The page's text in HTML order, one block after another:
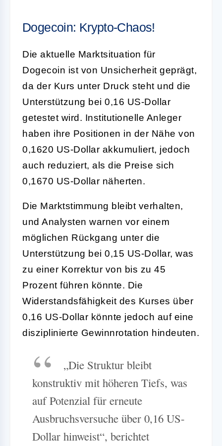
Dogecoin: Krypto-Chaos!
Die aktuelle Marktsituation für
Dogecoin ist von Unsicherheit geprägt,
da der Kurs unter Druck steht und die
Unterstützung bei 0,16 US-Dollar
getestet wird. Institutionelle Anleger
haben ihre Positionen in der Nähe von
0,1620 US-Dollar akkumuliert, jedoch
auch reduziert, als die Preise sich
0,1670 US-Dollar näherten.
Die Marktstimmung bleibt verhalten,
und Analysten warnen vor einem
möglichen Rückgang unter die
Unterstützung bei 0,15 US-Dollar, was
zu einer Korrektur von bis zu 45
Prozent führen könnte. Die
Widerstandsfähigkeit des Kurses über
0,16 US-Dollar könnte jedoch auf eine
disziplinierte Gewinnrotation hindeuten.
„Die Struktur bleibt
konstruktiv mit höheren Tiefs, was
auf Potenzial für erneute
Ausbruchsversuche über 0,16 US-
Dollar hinweist“, berichtet